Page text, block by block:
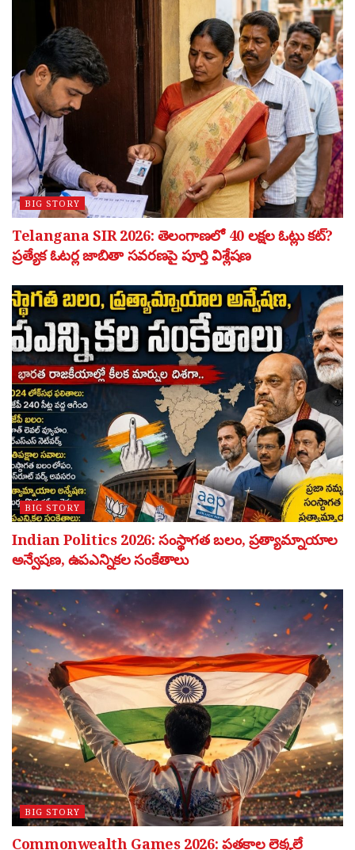
BIG STORY
Telangana SIR 2026: తెలంగాణలో 40 లక్షల ఓట్లు కట్?
ప్రత్యేక ఓటర్ల జాబితా సవరణపై పూర్తి విశ్లేషణ
BIG STORY
Indian Politics 2026: సంస్థాగత బలం, ప్రత్యామ్నాయాల
అన్వేషణ, ఉపఎన్నికల సంకేతాలు
BIG STORY
Commonwealth Games 2026: పతకాల లెక్కలే